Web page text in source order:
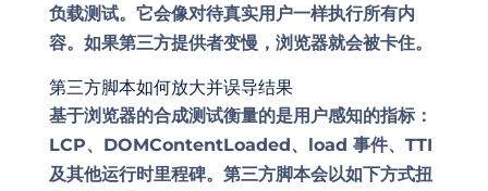
负载测试。它会像对待真实用户一样执行所有内
容。如果第三方提供者变慢，浏览器就会被卡住。
第三方脚本如何放大并误导结果
基于浏览器的合成测试衡量的是用户感知的指标：
LCP、DOMContentLoaded、load 事件、TTI
及其他运行时里程碑。第三方脚本会以如下方式扭